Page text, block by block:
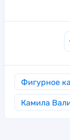
Фигурное
Камила